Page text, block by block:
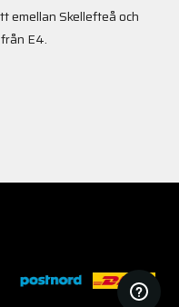
emellan Skellefteå och
E4.